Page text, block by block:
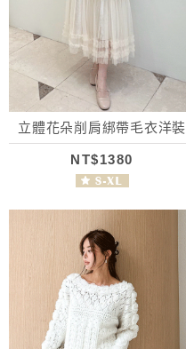
立體花朵削肩綁帶毛衣洋裝
NT$1380